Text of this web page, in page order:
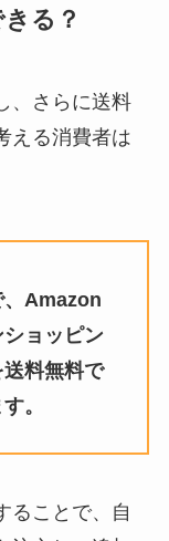
る？
、さらに送料
える消費者は
、Amazon
ョッピン
料無料で
。
ることで、自